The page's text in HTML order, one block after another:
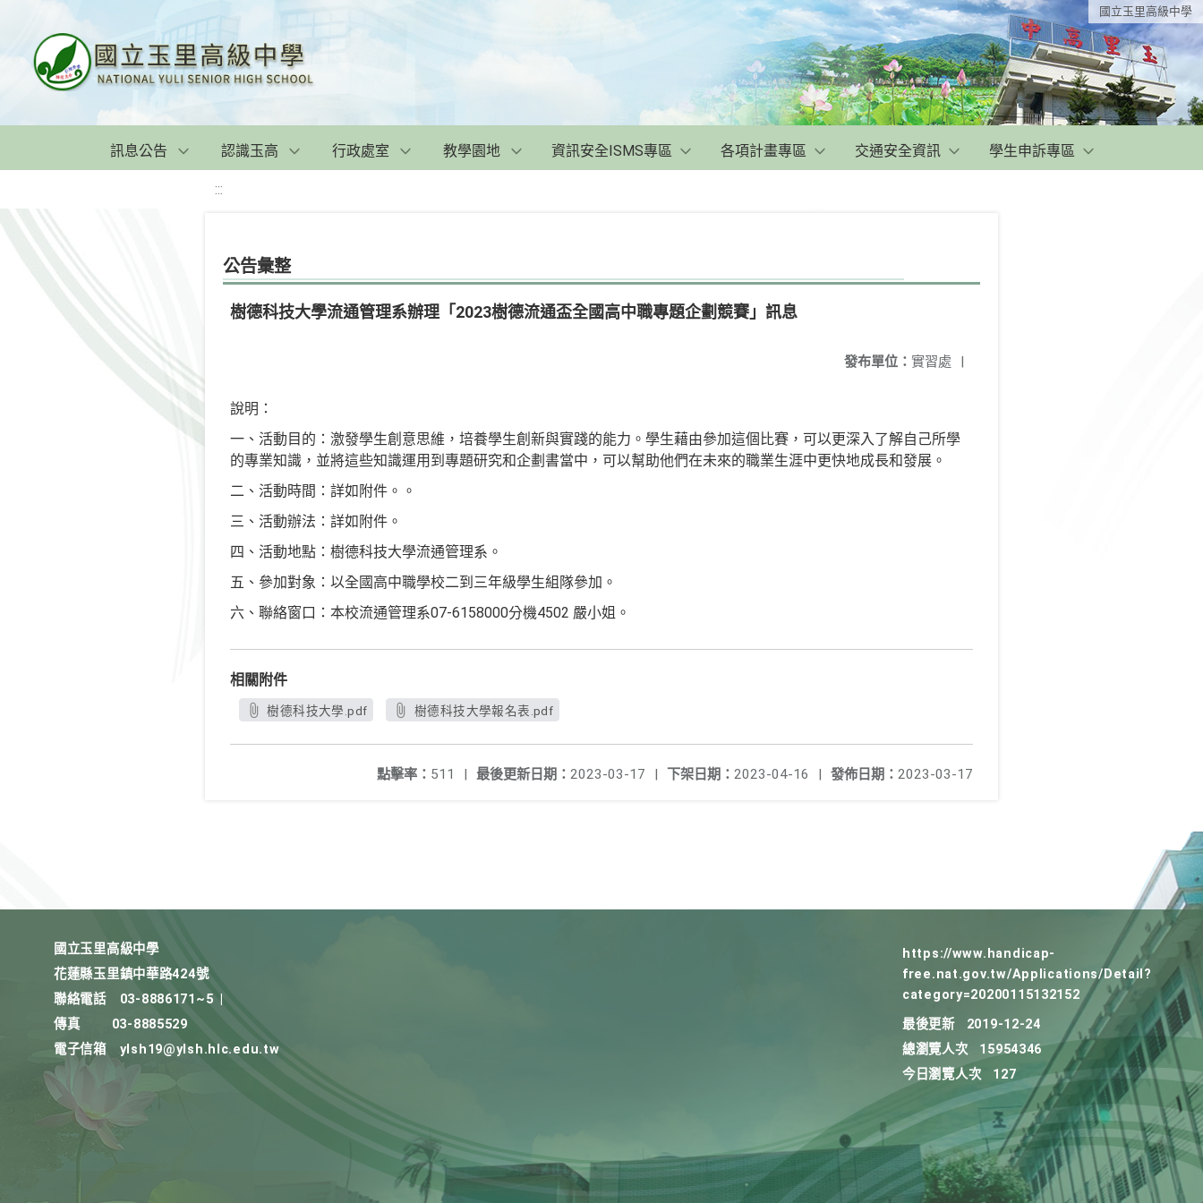
國立玉里高級中學
訊息公告 認識玉高 行政處室 教學園地 資訊安全ISMS專區 各項計畫專區 交通安全資訊 學生申訴專區
:::
公告彙整
樹德科技大學流通管理系辦理「2023樹德流通盃全國高中職專題企劃競賽」訊息
發布單位： 實習處 |
說明：
一、活動目的：激發學生創意思維，培養學生創新與實踐的能力。學生藉由參加這個比賽，可以更深入了解自己所學
的專業知識，並將這些知識運用到專題研究和企劃書當中，可以幫助他們在未來的職業生涯中更快地成長和發展。
二、活動時間：詳如附件。。
三、活動辦法：詳如附件。
四、活動地點：樹德科技大學流通管理系。
五、參加對象：以全國高中職學校二到三年級學生組隊參加。
六、聯絡窗口：本校流通管理系07-6158000分機4502 嚴小姐。
相關附件
樹德科技大學.pdf 樹德科技大學報名表.pdf
發佈日期： 2023-03-17
下架日期： 2023-04-16 |
最後更新日期： 2023-03-17 |
點擊率： 511 |
國立玉里高級中學
花蓮縣玉里鎮中華路424號
聯絡電話
03-8886171~5
傳真
03-8885529
電子信箱
ylsh19@ylsh.hlc.edu.tw
https://www.handicap-
free.nat.gov.tw/Applications/Detail?
category=20200115132152
最後更新
2019-12-24
總瀏覽人次
15954346
今日瀏覽人次
127